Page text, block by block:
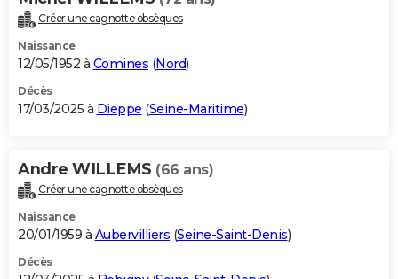
Créer une cagnotte obsèques
Naissance
12/05/1952 à Comines (Nord)
Décès
17/03/2025 à Dieppe (Seine-Maritime)
Andre WILLEMS (66 ans)
Créer une cagnotte obsèques
Naissance
20/01/1959 à Aubervilliers (Seine-Saint-Denis)
Décès